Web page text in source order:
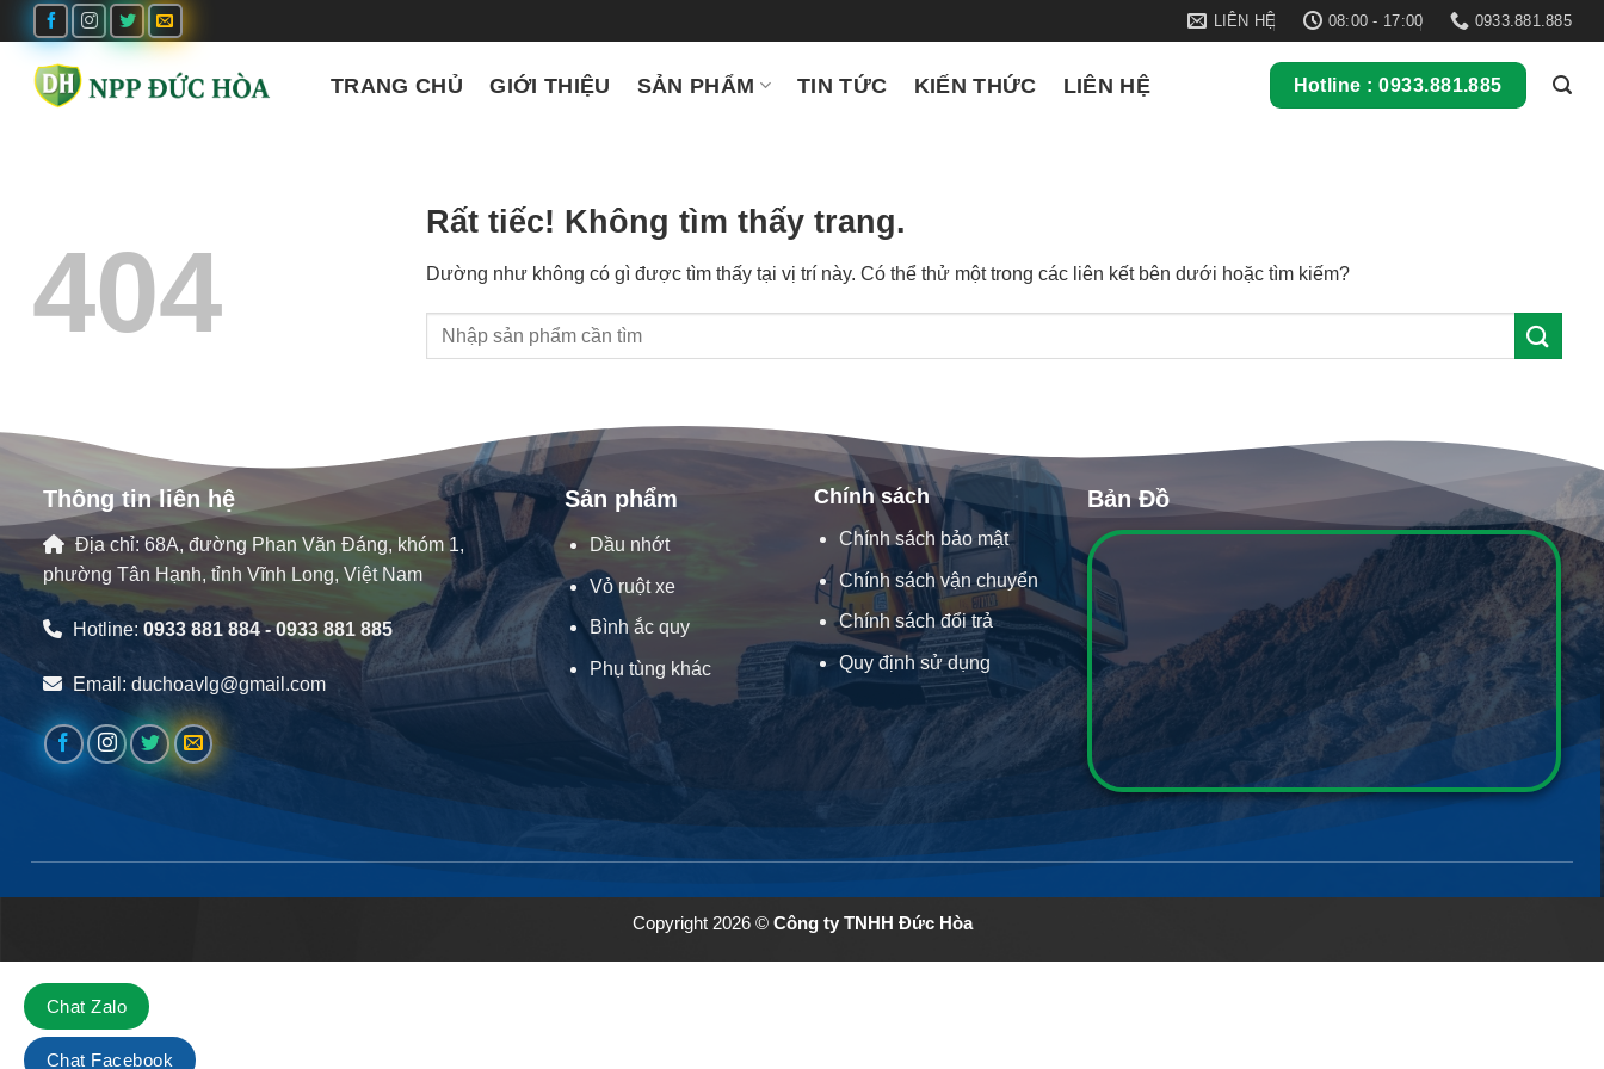
qua
dung
LIÊN HỆ 08:00 - 17:00 0933.881.885
TRANG CHỦ GIỚI THIỆU SẢN PHẨM TIN TỨC KIẾN THỨC LIÊN HỆ Hotline : 0933.881.885
404
Rất tiếc! Không tìm thấy trang.
Dường như không có gì được tìm thấy tại vị trí này. Có thể thử một trong các liên kết bên dưới hoặc tìm kiếm?
Thông tin liên hệ
Địa chỉ: 68A, đường Phan Văn Đáng, khóm 1,
phường Tân Hạnh, tỉnh Vĩnh Long, Việt Nam
Hotline: 0933 881 884 - 0933 881 885
Email: duchoavlg@gmail.com
Sản phẩm
Dầu nhớt
Vỏ ruột xe
Bình ắc quy
Phụ tùng khác
Chính sách
Chính sách bảo mật
Chính sách vận chuyển
Chính sách đổi trả
Quy định sử dụng
Bản Đồ
Copyright 2026 © Công ty TNHH Đức Hòa
Chat Zalo
Chat Facebook